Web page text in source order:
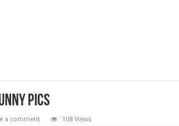
Pics
a comment 108 Views